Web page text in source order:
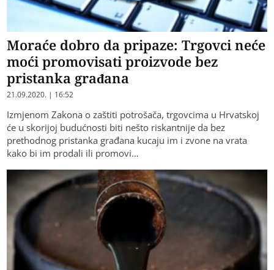
Moraće dobro da pripaze: Trgovci neće
moći promovisati proizvode bez
pristanka građana
21.09.2020. | 16:52
Izmjenom Zakona o zaštiti potrošača, trgovcima u Hrvatskoj
će u skorijoj budućnosti biti nešto riskantnije da bez
prethodnog pristanka građana kucaju im i zvone na vrata
kako bi im prodali ili promovi…